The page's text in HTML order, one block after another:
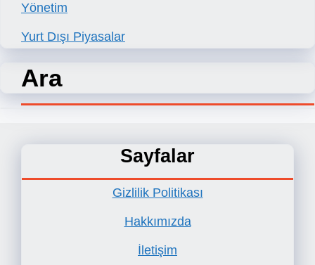
Yönetim
Yurt Dışı Piyasalar
Ara
Sayfalar
Gizlilik Politikası
Hakkımızda
İletişim